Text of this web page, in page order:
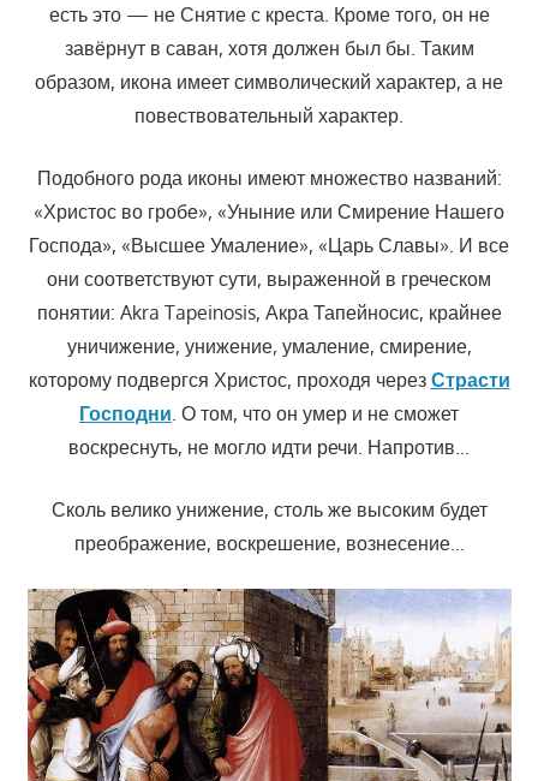
есть это — не Снятие с креста. Кроме того, он не
завёрнут в саван, хотя должен был бы. Таким
образом, икона имеет символический характер, а не
повествовательный характер.
Подобного рода иконы имеют множество названий:
«Христос во гробе», «Уныние или Смирение Нашего
Господа», «Высшее Умаление», «Царь Славы». И все
они соответствуют сути, выраженной в греческом
понятии: Akra Tapeinosis, Акра Тапейносис, крайнее
уничижение, унижение, умаление, смирение,
которому подвергся Христос, проходя через Страсти
Господни . О том, что он умер и не сможет
воскреснуть, не могло идти речи. Напротив…
Сколь велико унижение, столь же высоким будет
преображение, воскрешение, вознесение…